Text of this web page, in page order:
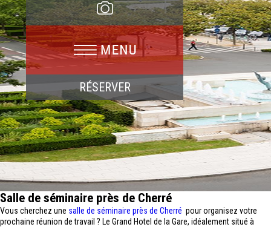
RÉSERVER
Salle de séminaire près de Cherré
Vous cherchez une salle de séminaire près de Cherré pour organisez votre
prochaine réunion de travail ? Le Grand Hotel de la Gare, idéalement situé à